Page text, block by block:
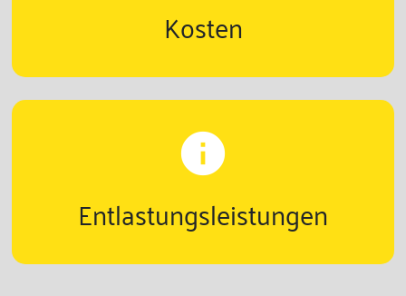
Kosten
info
Entlastungsleistungen